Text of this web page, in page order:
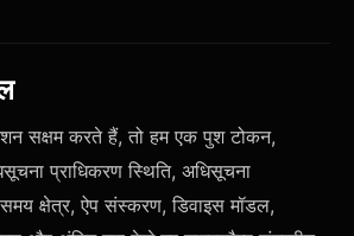
सक्षम करते हैं, तो हम एक पुश टोकन,
प्राधिकरण स्थिति, अधिसूचना
क्षेत्र, ऐप संस्करण, डिवाइस मॉडल,